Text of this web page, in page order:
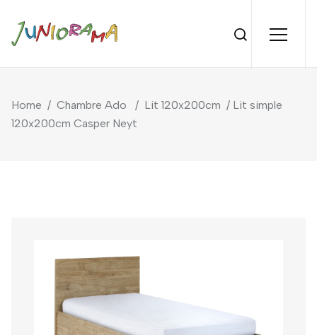
Home / Chambre Ado / Lit 120x200cm / Lit simple
120x200cm Casper Neyt